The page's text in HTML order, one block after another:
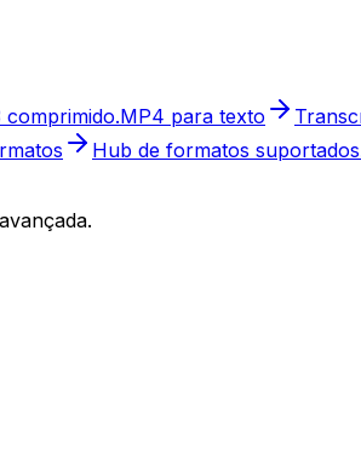
comprimido.MP4 para texto
Hub de formatos